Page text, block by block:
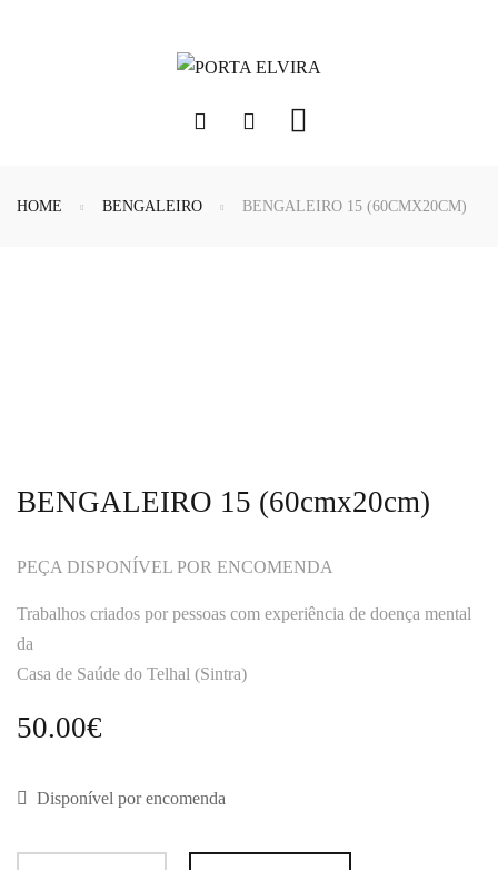
HOME BENGALEIRO BENGALEIRO 15 (60CMX20CM)
BENGALEIRO 15 (60cmx20cm)
PEÇA DISPONÍVEL POR ENCOMENDA
Trabalhos criados por pessoas com experiência de doença mental
da
Casa de Saúde do Telhal (Sintra)
50.00€
Disponível por encomenda